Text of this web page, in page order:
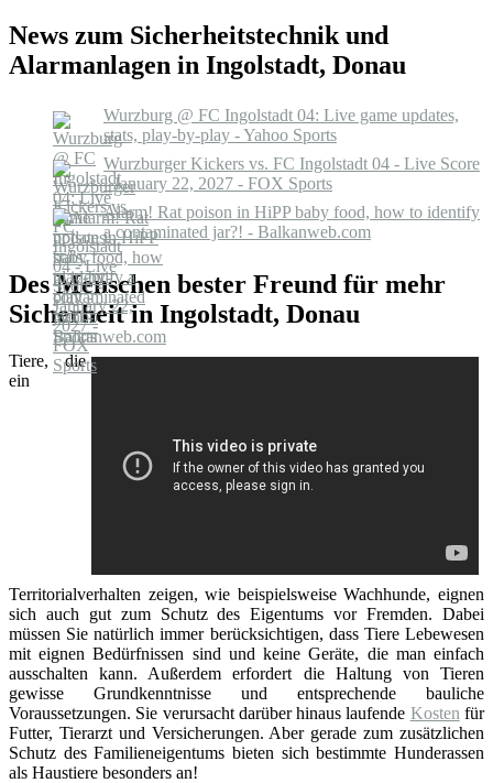
News zum Sicherheitstechnik und
Alarmanlagen in Ingolstadt, Donau
Wurzburg @ FC Ingolstadt 04: Live game updates,
stats, play-by-play - Yahoo Sports
Wurzburger Kickers vs. FC Ingolstadt 04 - Live Score
- January 22, 2027 - FOX Sports
Alarm! Rat poison in HiPP baby food, how to identify
a contaminated jar?! - Balkanweb.com
Des Menschen bester Freund für mehr
Sicherheit in Ingolstadt, Donau
Tiere, die
ein
Territorialverhalten zeigen, wie beispielsweise Wachhunde, eignen
sich auch gut zum Schutz des Eigentums vor Fremden. Dabei
müssen Sie natürlich immer berücksichtigen, dass Tiere Lebewesen
mit eignen Bedürfnissen sind und keine Geräte, die man einfach
ausschalten kann. Außerdem erfordert die Haltung von Tieren
gewisse Grundkenntnisse und entsprechende bauliche
Voraussetzungen. Sie verursacht darüber hinaus laufende Kosten für
Futter, Tierarzt und Versicherungen. Aber gerade zum zusätzlichen
Schutz des Familieneigentums bieten sich bestimmte Hunderassen
als Haustiere besonders an!